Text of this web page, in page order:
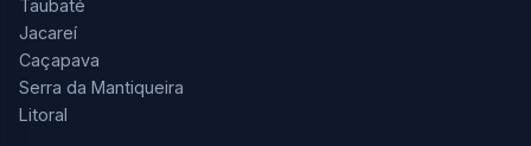
Taubaté
Jacareí
Caçapava
Serra da Mantiqueira
Litoral